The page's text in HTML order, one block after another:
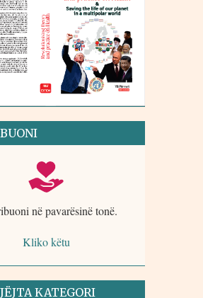
në pavarësinë tonë.
Kliko këtu
KATEGORI